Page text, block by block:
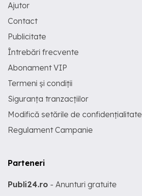
Ajutor
Contact
Publicitate
Întrebări frecvente
Abonament VIP
Termeni și condiții
Siguranța tranzacțiilor
Modifică setările de confidențialitate
Regulament Campanie
Parteneri
Publi24.ro - Anunturi gratuite